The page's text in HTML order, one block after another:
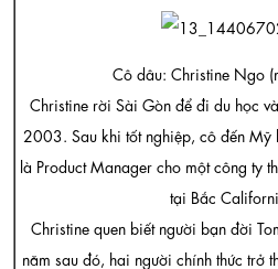
Cô dâu: Christine Ngo
Christine rời Sài Gòn để đi du học
2003. Sau khi tốt nghiệp, cô đến Mỹ
là Product Manager cho một công ty
tại Bắc
Christine quen biết người bạn đời
năm sau đó, hai người chính thức trở